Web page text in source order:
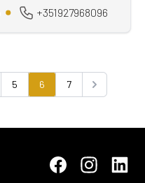
+351927968096
5 6 7
Next